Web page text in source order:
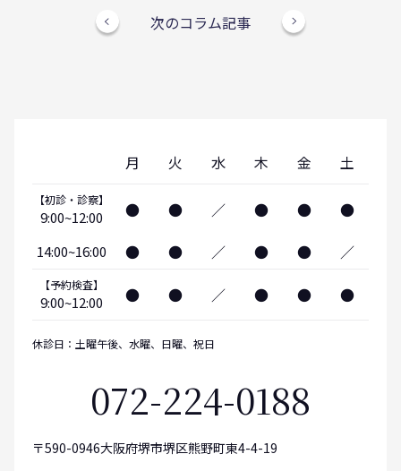
次のコラム記事
月 火 水 木 金 土
【初診・診察】
9:00~12:00 ● ● ／ ● ● ●
14:00~16:00 ● ● ／ ● ● ／
【予約検査】
9:00~12:00 ● ● ／ ● ● ●
休診日：土曜午後、水曜、日曜、祝日
072-224-0188
〒590-0946大阪府堺市堺区熊野町東4-4-19